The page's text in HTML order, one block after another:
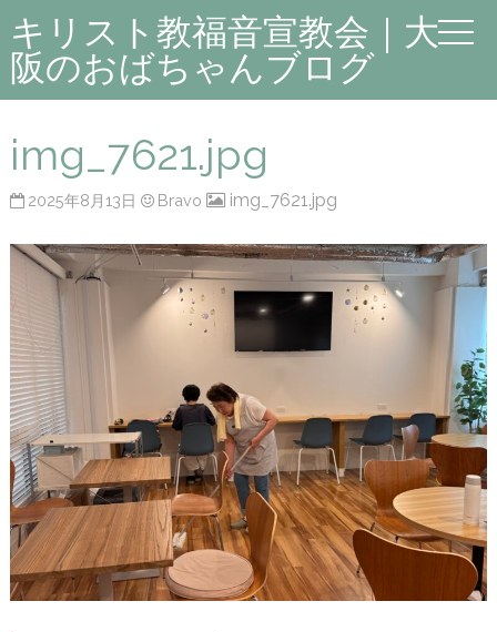
キリスト教福音宣教会｜大
阪のおばちゃんブログ
img_7621.jpg
2025年8月13日 Bravo img_7621.jpg